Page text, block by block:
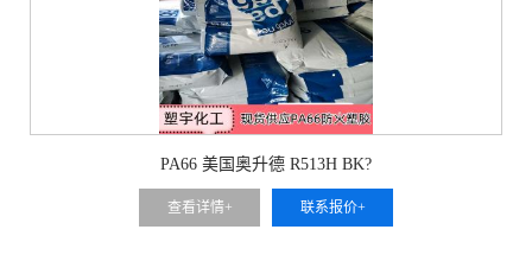
PA66 美国奥升德 R513H BK?
查看详情+ 联系报价+